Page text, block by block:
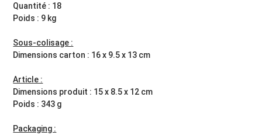
Quantité : 18
Poids : 9 kg
Sous-colisage :
Dimensions carton : 16 x 9.5 x 13 cm
Article :
Dimensions produit : 15 x 8.5 x 12 cm
Poids : 343 g
Packaging :